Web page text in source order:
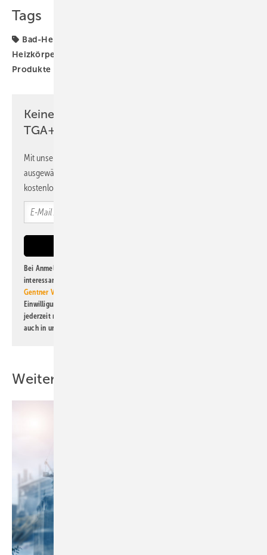
Tags
Bad-Heizkörper
Heizkörper
Produkte
Keine Zeit? Kein Problem mit dem
TGA+E Newsletter!
Mit unserem Newsletter erhalten Sie regelmäßig von uns
ausgewählte Informationen und Neuigkeiten, gebündelt und
kostenlos direkt ins Postfach.
Bei Anmeldung zu diesem Newsletter bin ich damit einverstanden, über
interessante Verlags- und Online-Angebote
Gentner Verlag GmbH & Co. KG
Einwilligung kann ich jederzeit widerrufen und eine Abmeldung ist
jederzeit möglich. Informationen zum Umgang mit Daten finden Sie
auch in unserer
Weitere Inhalte